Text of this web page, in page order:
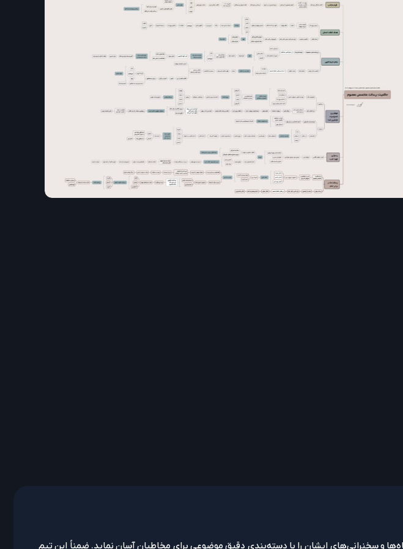
سخنرانی‌های ایشان را با دسته‌بندی دقیق موضوعی برای مخاطبان آسان نماید. ضمناً این تیم